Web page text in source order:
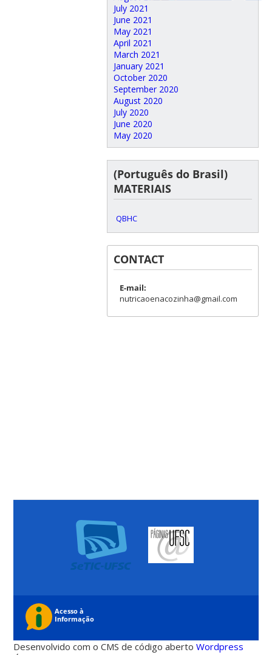
July 2021
June 2021
May 2021
April 2021
March 2021
January 2021
October 2020
September 2020
August 2020
July 2020
June 2020
May 2020
(Português do Brasil)
MATERIAIS
QBHC
CONTACT
E-mail:
nutricaoenacozinha@gmail.com
Desenvolvido com o CMS de código abertoWordpress